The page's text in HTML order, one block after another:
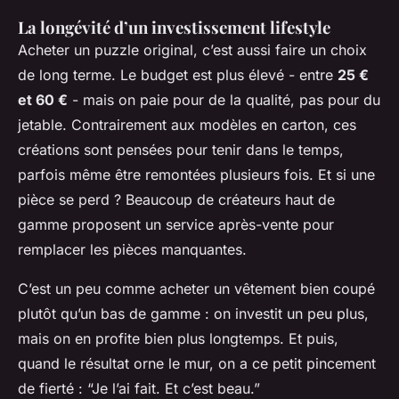
La longévité d’un investissement lifestyle
Acheter un puzzle original, c’est aussi faire un choix
de long terme. Le budget est plus élevé - entre 25 €
et 60 € - mais on paie pour de la qualité, pas pour du
jetable. Contrairement aux modèles en carton, ces
créations sont pensées pour tenir dans le temps,
parfois même être remontées plusieurs fois. Et si une
pièce se perd ? Beaucoup de créateurs haut de
gamme proposent un service après-vente pour
remplacer les pièces manquantes.
C’est un peu comme acheter un vêtement bien coupé
plutôt qu’un bas de gamme : on investit un peu plus,
mais on en profite bien plus longtemps. Et puis,
quand le résultat orne le mur, on a ce petit pincement
de fierté : “Je l’ai fait. Et c’est beau.”